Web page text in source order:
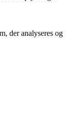
der analyseres og